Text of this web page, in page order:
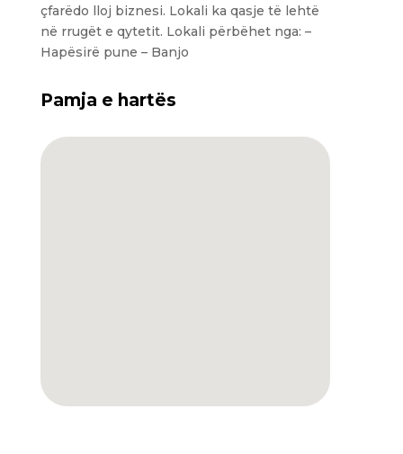
çfarëdo lloj biznesi. Lokali ka qasje të lehtë
në rrugët e qytetit. Lokali përbëhet nga: –
Hapësirë pune – Banjo
Pamja e hartës